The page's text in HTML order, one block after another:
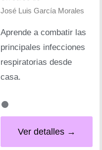
José Luis García Morales
Aprende a combatir las
principales infecciones
respiratorias desde
casa.
Ver detalles →